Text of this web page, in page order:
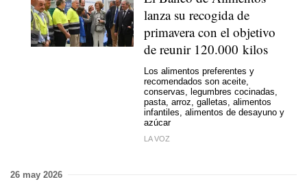
lanza su recogida de
primavera con el objetivo
de reunir 120.000 kilos
Los alimentos preferentes y
recomendados son aceite,
conservas, legumbres cocinadas,
pasta, arroz, galletas, alimentos
infantiles, alimentos de desayuno y
azúcar
LA VOZ
26 may 2026